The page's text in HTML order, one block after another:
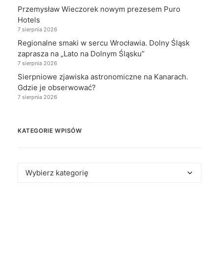
Przemysław Wieczorek nowym prezesem Puro
Hotels
7 sierpnia 2026
Regionalne smaki w sercu Wrocławia. Dolny Śląsk
zaprasza na „Lato na Dolnym Śląsku”
7 sierpnia 2026
Sierpniowe zjawiska astronomiczne na Kanarach.
Gdzie je obserwować?
7 sierpnia 2026
KATEGORIE WPISÓW
Kategorie